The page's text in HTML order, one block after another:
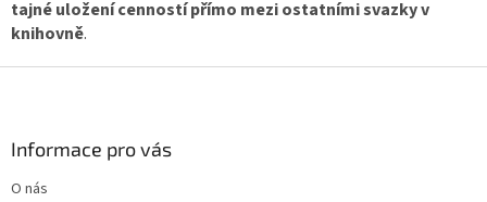
r
k
tajné uložení cenností přímo mezi ostatními svazky v
knihovně.
Informace pro vás
O nás